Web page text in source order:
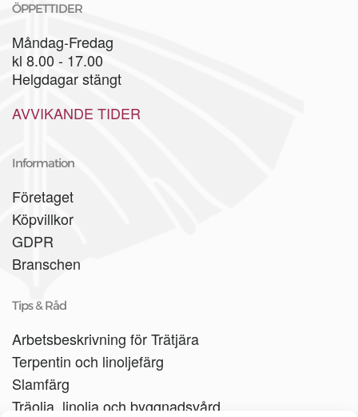
ÖPPETTIDER
Måndag-Fredag
kl 8.00 - 17.00
Helgdagar stängt
AVVIKANDE TIDER
Information
Företaget
Köpvillkor
GDPR
Branschen
Tips & Råd
Arbetsbeskrivning för Trätjära
Terpentin och linoljefärg
Slamfärg
Träolja, linolja och byggnadsvård